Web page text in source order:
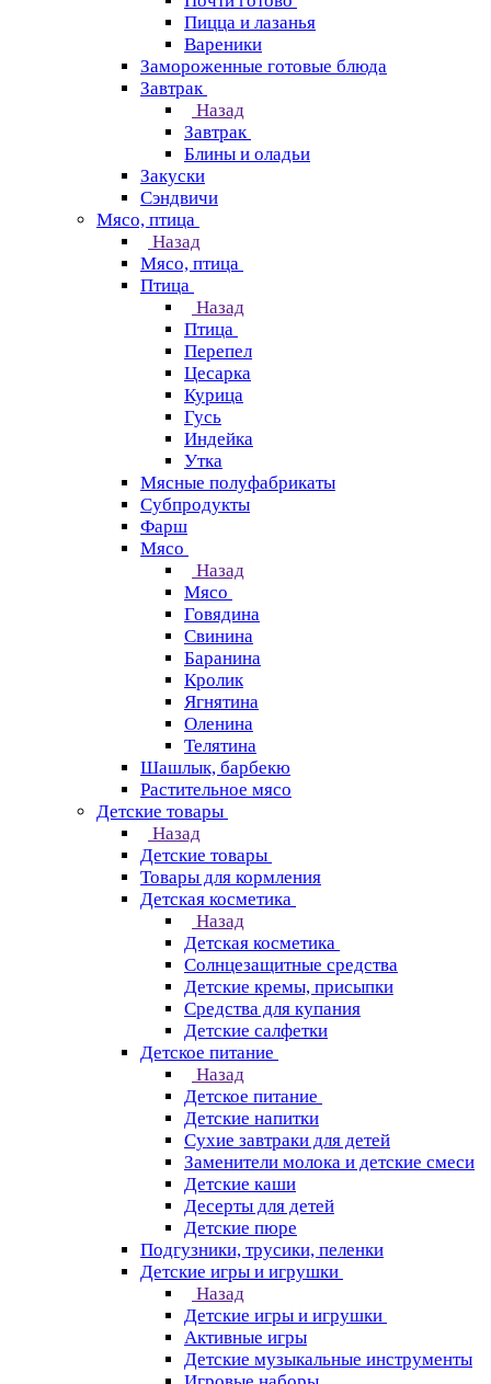
Пицца и лазанья
Вареники
Замороженные готовые блюда
Завтрак
Назад
Завтрак
Блины и оладьи
Закуски
Сэндвичи
Мясо, птица
Назад
Мясо, птица
Птица
Назад
Птица
Перепел
Цесарка
Курица
Гусь
Индейка
Утка
Мясные полуфабрикаты
Субпродукты
Фарш
Мясо
Назад
Мясо
Говядина
Свинина
Баранина
Кролик
Ягнятина
Оленина
Телятина
Шашлык, барбекю
Растительное мясо
Детские товары
Назад
Детские товары
Товары для кормления
Детская косметика
Назад
Детская косметика
Солнцезащитные средства
Детские кремы, присыпки
Средства для купания
Детские салфетки
Детское питание
Назад
Детское питание
Детские напитки
Сухие завтраки для детей
Заменители молока и детские смеси
Детские каши
Десерты для детей
Детские пюре
Подгузники, трусики, пеленки
Детские игры и игрушки
Назад
Детские игры и игрушки
Активные игры
Детские музыкальные инструменты